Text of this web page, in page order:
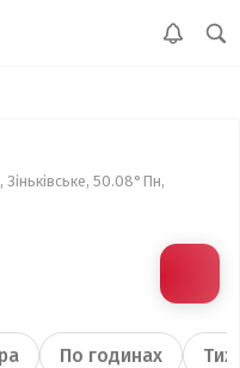
50.08°Пн,
По годинах